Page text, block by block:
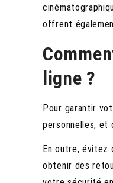
offrent
ligne ?
Pour garantir
personnelles, et
En outre, évitez
obtenir des